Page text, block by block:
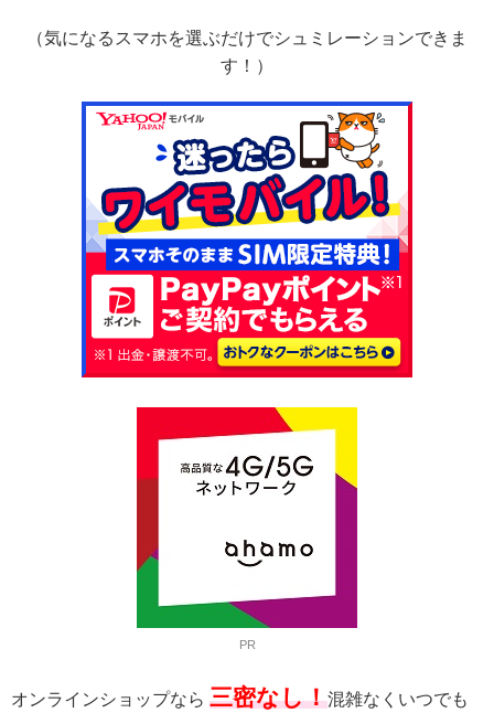
（気になるスマホを選ぶだけでシュミレーションできま
す！）
PR
オンラインショップなら 三密なし！混雑なくいつでも